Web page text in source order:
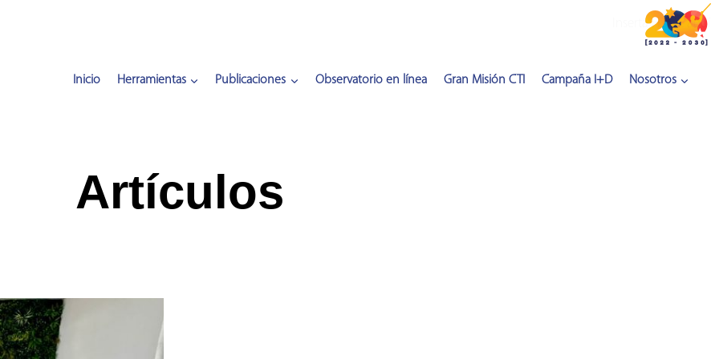
Inserta HTML aquí
Inicio Herramientas Publicaciones Observatorio en línea Gran Misión CTI Campaña I+D Nosotros
Artículos